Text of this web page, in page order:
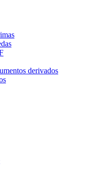
derivados